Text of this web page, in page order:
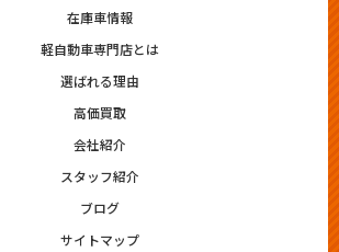
在庫車情報
軽自動車専門店とは
選ばれる理由
高価買取
会社紹介
スタッフ紹介
ブログ
サイトマップ